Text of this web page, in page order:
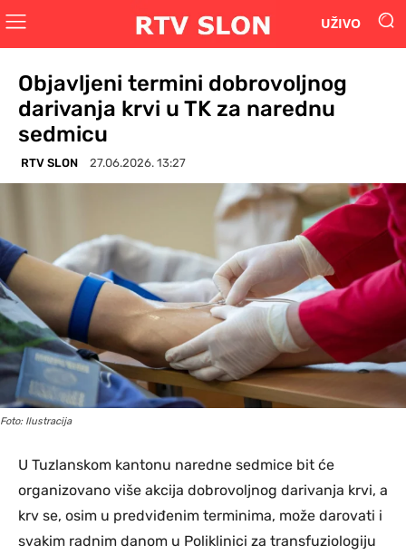
UŽIVO
Objavljeni termini dobrovoljnog
darivanja krvi u TK za narednu
sedmicu
RTV SLON 27.06.2026. 13:27
Foto: Ilustracija
U Tuzlanskom kantonu naredne sedmice bit će
organizovano više akcija dobrovoljnog darivanja krvi, a
krv se, osim u predviđenim terminima, može darovati i
svakim radnim danom u Poliklinici za transfuziologiju